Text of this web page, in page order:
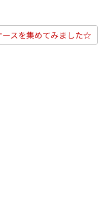
ースを集めてみました☆